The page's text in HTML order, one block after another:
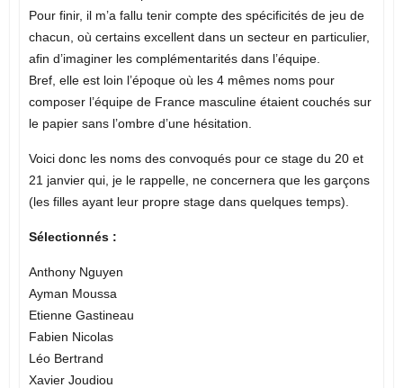
Pour finir, il m’a fallu tenir compte des spécificités de jeu de
chacun, où certains excellent dans un secteur en particulier,
afin d’imaginer les complémentarités dans l’équipe.
Bref, elle est loin l’époque où les 4 mêmes noms pour
composer l’équipe de France masculine étaient couchés sur
le papier sans l’ombre d’une hésitation.
Voici donc les noms des convoqués pour ce stage du 20 et
21 janvier qui, je le rappelle, ne concernera que les garçons
(les filles ayant leur propre stage dans quelques temps).
Sélectionnés :
Anthony Nguyen
Ayman Moussa
Etienne Gastineau
Fabien Nicolas
Léo Bertrand
Xavier Joudiou